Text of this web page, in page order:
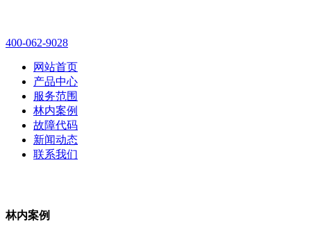
400-062-9028
网站首页
产品中心
服务范围
林内案例
故障代码
新闻动态
联系我们
林内案例